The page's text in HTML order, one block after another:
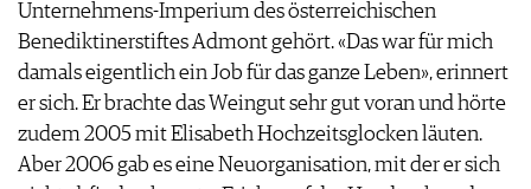
Unternehmens-Imperium des österreichischen
Benediktinerstiftes Admont gehört. «Das war für mich
damals eigentlich ein Job für das ganze Leben», erinnert
er sich. Er brachte das Weingut sehr gut voran und hörte
zudem 2005 mit Elisabeth Hochzeitsglocken läuten.
Aber 2006 gab es eine Neuorganisation, mit der er sich